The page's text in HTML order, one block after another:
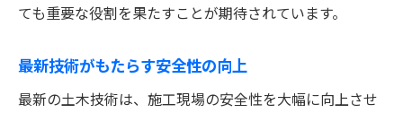
ても重要な役割を果たすことが期待されています。
最新技術がもたらす安全性の向上
最新の土木技術は、施工現場の安全性を大幅に向上させ